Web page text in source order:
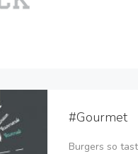
#Gourmet
Burgers so